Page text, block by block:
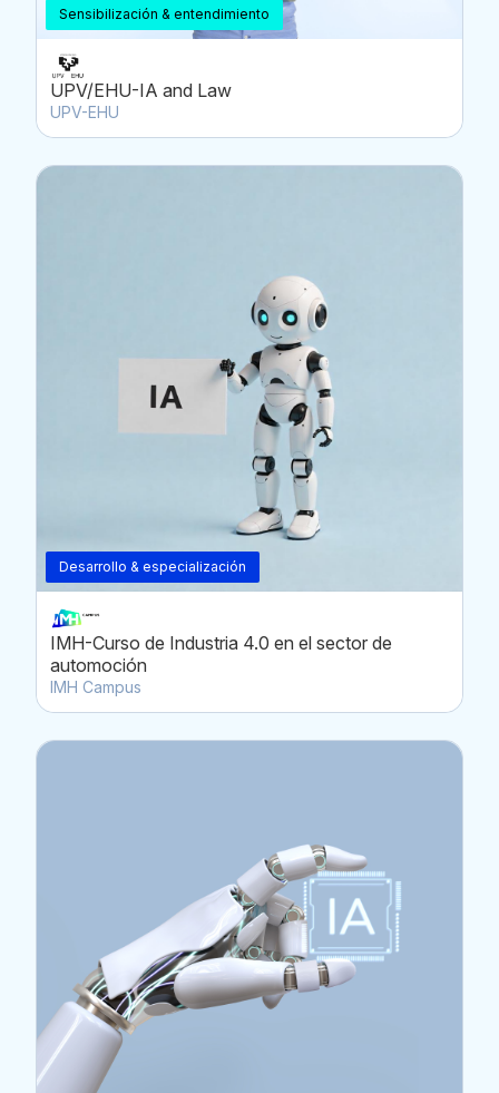
Sensibilización & entendimiento
UPV/EHU-IA and Law
UPV-EHU
Desarrollo & especialización
IMH-Curso de Industria 4.0 en el sector de
automoción
IMH Campus